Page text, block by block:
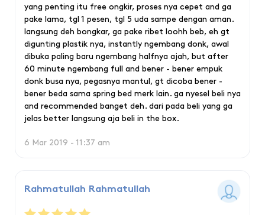
yang penting itu free ongkir, proses nya cepet and ga
pake lama, tgl 1 pesen, tgl 5 uda sampe dengan aman.
langsung deh bongkar, ga pake ribet loohh beb, eh gt
digunting plastik nya, instantly ngembang donk, awal
dibuka paling baru ngembang halfnya ajah, but after
60 minute ngembang full and bener - bener empuk
donk busa nya, pegasnya mantul, gt dicoba bener -
bener beda sama spring bed merk lain. ga nyesel beli nya
and recommended banget deh. dari pada beli yang ga
jelas better langsung aja beli in the box.
6 Mar 2019 - 11:37 am
Rahmatullah Rahmatullah